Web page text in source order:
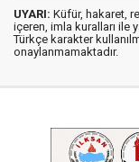
UYARI: Küfür, hakaret,
içeren, imla kuralları ile
Türkçe karakter
onaylanmamaktadır.